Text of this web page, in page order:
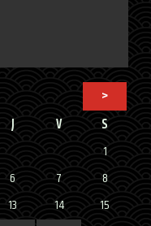
>
J V
S
1
6 7
8
13 14
15